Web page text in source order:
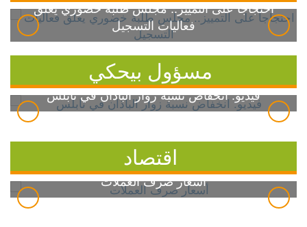
احتجاجاً على التمييز.. مجلس طلبة خضوري يعلق
فعاليات التسجيل
مسؤول بيحكي
فيديو: انخفاض نسبة زوار الباذان في نابلس
اقتصاد
أسعار صرف العملات